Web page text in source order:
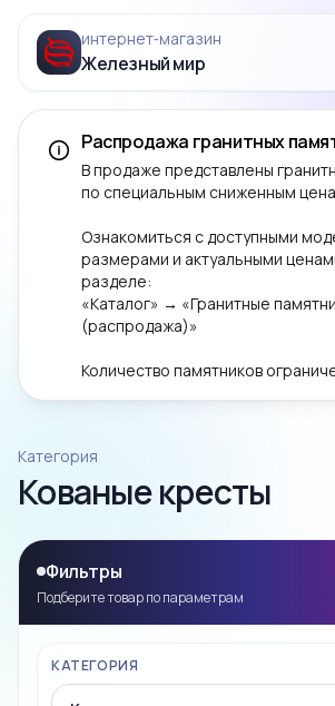
интернет‑магазин
Железный мир
Распродажа гранитных
В продаже представлены
по специальным сниженным
Ознакомиться с доступными
размерами и актуальными
разделе:
«Каталог» → «Гранитные
(распродажа)»
Количество памятников
Категория
Кованые кресты
Фильтры
Подберите товар по параметрам
КАТЕГОРИЯ